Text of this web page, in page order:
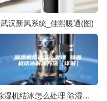
武汉新风系统_佳熙暖通(图)
除湿机结冰怎么处理 除湿机结冰解决方法【详解】